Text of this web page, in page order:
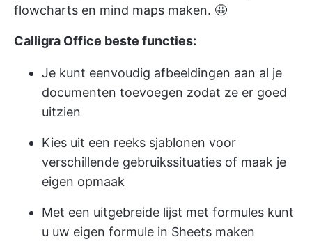
flowcharts en mind maps maken. 🤩
Calligra Office beste functies:
Je kunt eenvoudig afbeeldingen aan al je
documenten toevoegen zodat ze er goed
uitzien
Kies uit een reeks sjablonen voor
verschillende gebruikssituaties of maak je
eigen opmaak
Met een uitgebreide lijst met formules kunt
u uw eigen formule in Sheets maken